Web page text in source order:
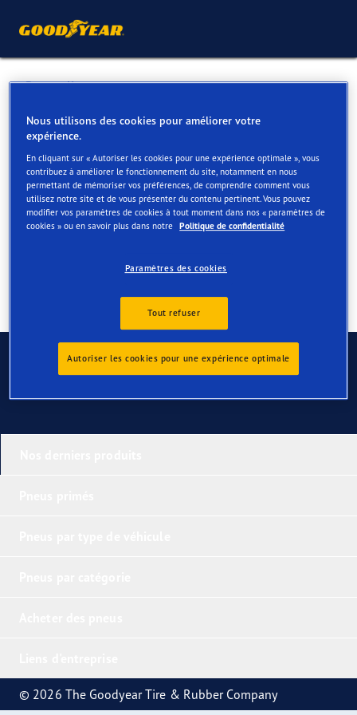
Retour liste
LAND ROVER HABAY
Services disponibles en ligne et en magasin
Contact Services
Contactez-nous
© 2026 The Goodyear Tire & Rubber Company
Nous utilisons des cookies pour améliorer votre
expérience.
En cliquant sur « Autoriser les cookies pour une expérience optimale », vous
contribuez à améliorer le fonctionnement du site, notamment en nous
permettant de mémoriser vos préférences, de comprendre comment vous
utilisez notre site et de vous présenter du contenu pertinent. Vous pouvez
modifier vos paramètres de cookies à tout moment dans nos « paramètres de
cookies » ou en savoir plus dans notre Politique de confidentialité
Paramètres des cookies
Tout refuser
Autoriser les cookies pour une expérience optimale